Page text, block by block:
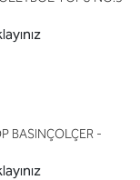
BASINÇOLÇER -